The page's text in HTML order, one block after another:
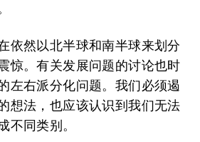
依然以北半球和南半球来划分
惊。有关发展问题的讨论也时
左右派分化问题。我们必须遏
想法，也应该认识到我们无法
不同类别。